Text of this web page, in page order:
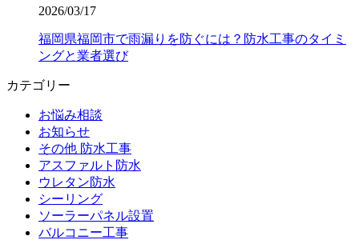
2026/03/17
福岡県福岡市で雨漏りを防ぐには？防水工事のタイミ
ングと業者選び
カテゴリー
お悩み相談
お知らせ
その他 防水工事
アスファルト防水
ウレタン防水
シーリング
ソーラーパネル設置
バルコニー工事